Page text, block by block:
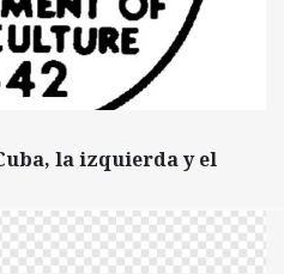
la izquierda y el